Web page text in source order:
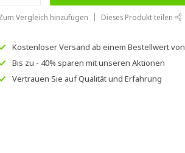
Vergleich hinzufügen Dieses Produkt teilen
Kostenloser Versand ab einem Bestellwert von
Bis zu - 40% sparen mit unserenAktionen
Vertrauen Sie aufQualität und Erfahrung